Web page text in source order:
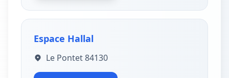
Espace Hallal
Le Pontet 84130